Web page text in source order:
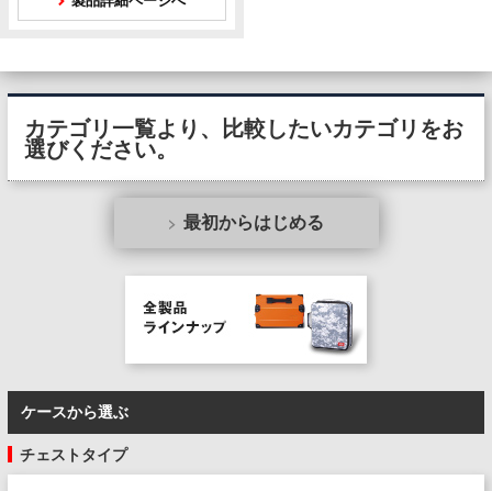
カテゴリ一覧より、比較したいカテゴリをお
選びください。
最初からはじめる
ケースから選ぶ
チェストタイプ